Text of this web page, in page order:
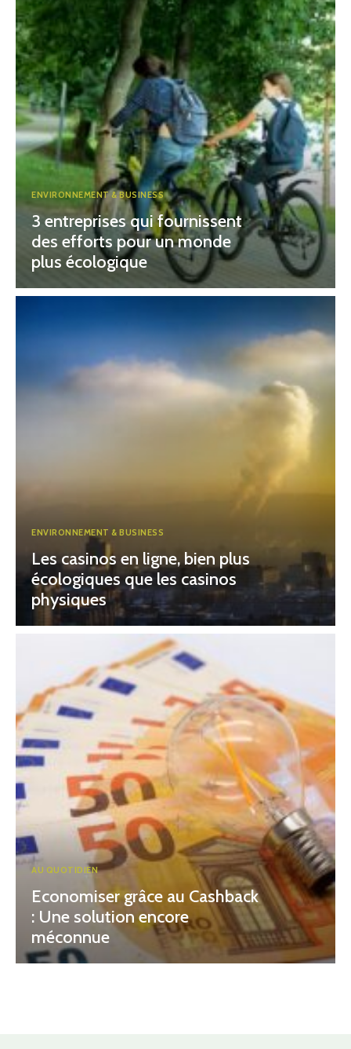
ENVIRONNEMENT & BUSINESS
3 entreprises qui fournissent
des efforts pour un monde
plus écologique
ENVIRONNEMENT & BUSINESS
Les casinos en ligne, bien plus
écologiques que les casinos
physiques
AU QUOTIDIEN
Economiser grâce au Cashback
: Une solution encore
méconnue